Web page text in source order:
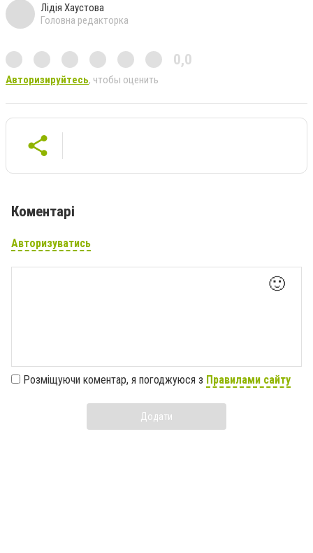
Лідія Хаустова
Головна редакторка
0,0
Авторизируйтесь, чтобы оценить
Коментарі
Авторизуватись
🙂
Розміщуючи коментар, я погоджуюся з Правилами сайту
Додати